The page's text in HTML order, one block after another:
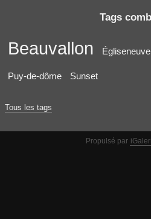
Tags
Beauvallon Égliseneuve
Puy-de-dôme Sunset
Tous les tags
Propulsé par